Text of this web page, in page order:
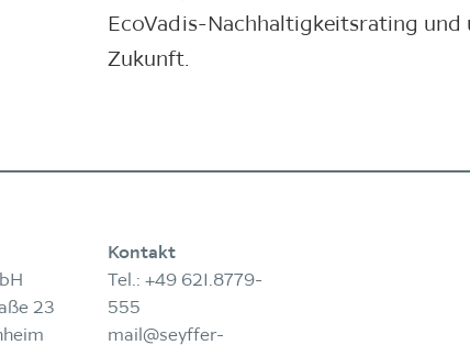
EcoVadis-Nachhaltigkeitsrating und
Zukunft.
23
Kontakt
Tel.: +49 621.8779-
555
mail@seyffer-